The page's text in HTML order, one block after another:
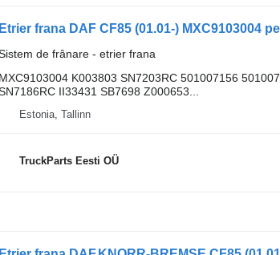
de frânare - etrier frana
MXC9103004 K003803 SN7203RC 501007156
II33431 SB7698 Z000653...
Estonia, Tallinn
TruckParts Eesti OÜ